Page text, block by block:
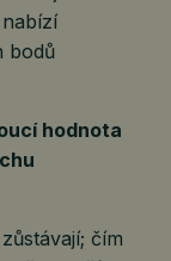
bodů
hodnota
čím